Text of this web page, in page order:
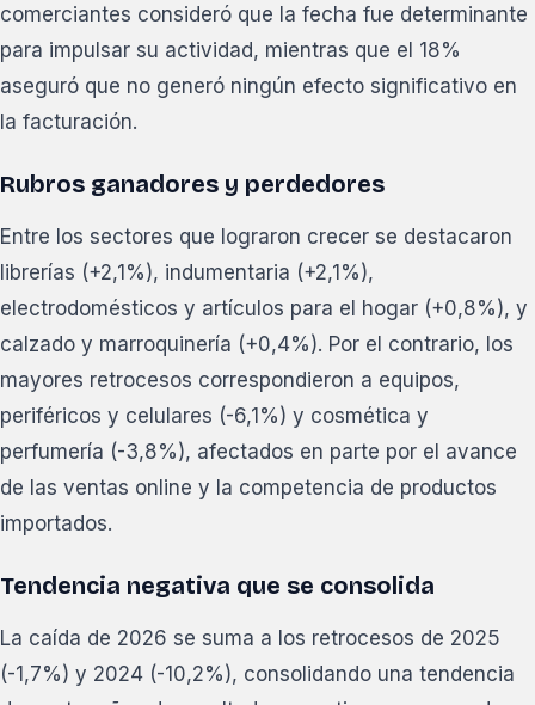
comerciantes consideró que la fecha fue determinante
para impulsar su actividad, mientras que el 18%
aseguró que no generó ningún efecto significativo en
la facturación.
Rubros ganadores y perdedores
Entre los sectores que lograron crecer se destacaron
librerías (+2,1%), indumentaria (+2,1%),
electrodomésticos y artículos para el hogar (+0,8%), y
calzado y marroquinería (+0,4%). Por el contrario, los
mayores retrocesos correspondieron a equipos,
periféricos y celulares (-6,1%) y cosmética y
perfumería (-3,8%), afectados en parte por el avance
de las ventas online y la competencia de productos
importados.
Tendencia negativa que se consolida
La caída de 2026 se suma a los retrocesos de 2025
(-1,7%) y 2024 (-10,2%), consolidando una tendencia